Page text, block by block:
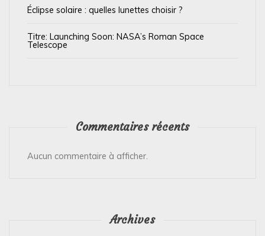
Éclipse solaire : quelles lunettes choisir ?
Titre: Launching Soon: NASA’s Roman Space
Telescope
Commentaires récents
Aucun commentaire à afficher.
Archives